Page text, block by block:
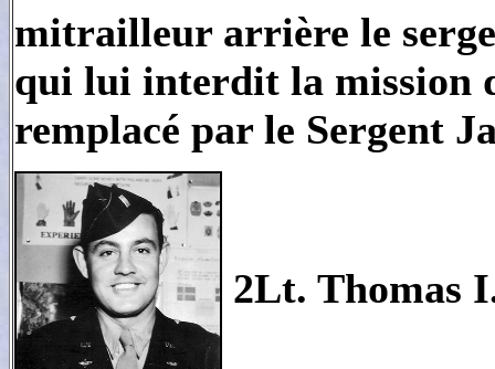
mitrailleur arrière le
qui lui interdit la mission
remplacé par le Sergent
2Lt. Thomas